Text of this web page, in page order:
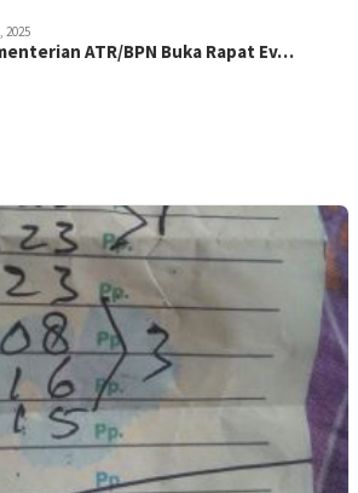
2025
ATR/BPN Buka Rapat Ev…